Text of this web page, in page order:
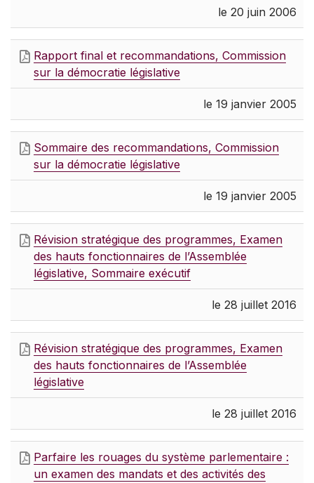
le 20 juin 2006
Rapport final et recommandations, Commission
sur la démocratie législative
le 19 janvier 2005
Sommaire des recommandations, Commission
sur la démocratie législative
le 19 janvier 2005
Révision stratégique des programmes, Examen
des hauts fonctionnaires de l’Assemblée
législative, Sommaire exécutif
le 28 juillet 2016
Révision stratégique des programmes, Examen
des hauts fonctionnaires de l’Assemblée
législative
le 28 juillet 2016
Parfaire les rouages du système parlementaire :
un examen des mandats et des activités des